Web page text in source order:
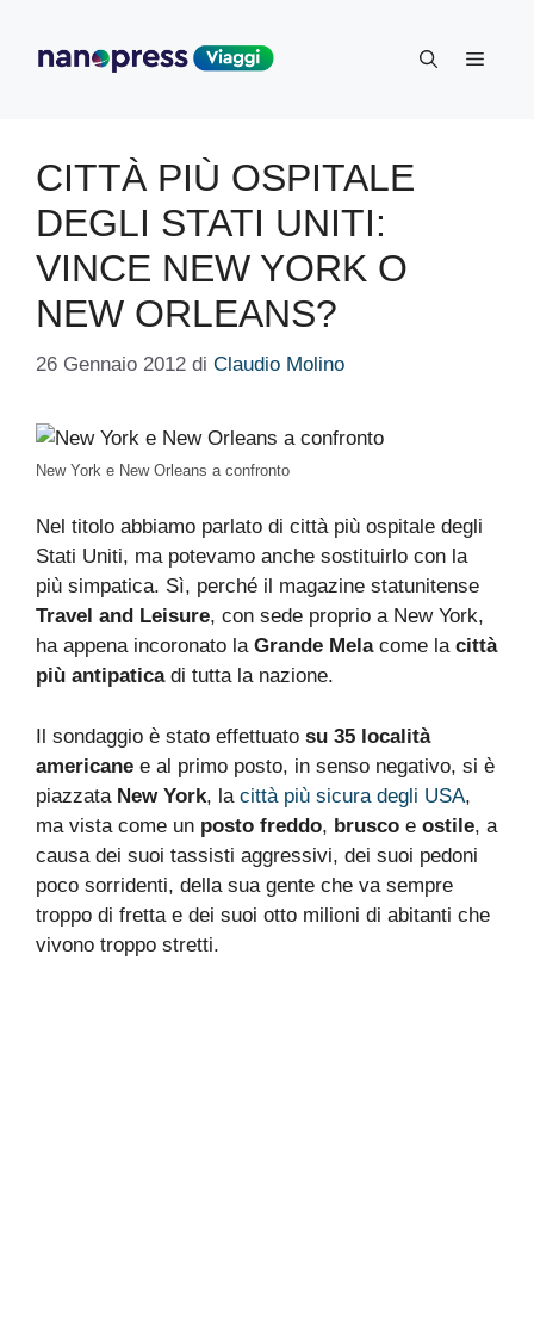
contenuto
Menu
CITTÀ PIÙ OSPITALE
DEGLI STATI UNITI:
VINCE NEW YORK O
NEW ORLEANS?
26 Gennaio 2012 di Claudio Molino
New York e New Orleans a confronto
Nel titolo abbiamo parlato di città più ospitale degli
Stati Uniti, ma potevamo anche sostituirlo con la
più simpatica. Sì, perché il magazine statunitense
Travel and Leisure, con sede proprio a New York,
ha appena incoronato la Grande Melacome la città
più antipaticadi tutta la nazione.
Il sondaggio è stato effettuato su 35 località
americane e al primo posto, in senso negativo, si è
piazzata New York, la città più sicura degli USA,
ma vista come un posto freddo, brusco e ostile, a
causa dei suoi tassisti aggressivi, dei suoi pedoni
poco sorridenti, della sua gente che va sempre
troppo di fretta e dei suoi otto milioni di abitanti che
vivono troppo stretti.